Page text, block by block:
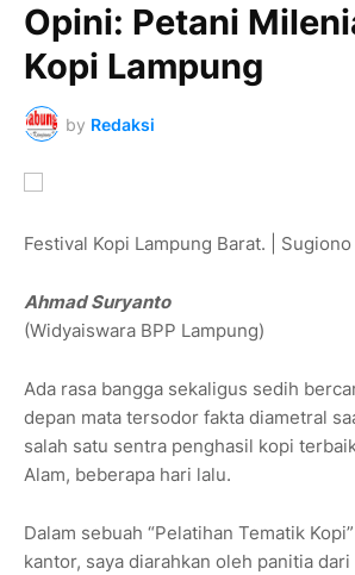
Opini: Petani
Kopi Lampung
by Redaksi
Festival Kopi Lampung Barat. | Sugiono
Ahmad Suryanto
(Widyaiswara BPP Lampung)
Ada rasa bangga sekaligus sedih
depan mata tersodor fakta diametral
salah satu sentra penghasil kopi
Alam, beberapa hari lalu.
Dalam sebuah “Pelatihan Tematik
kantor, saya diarahkan oleh panitia